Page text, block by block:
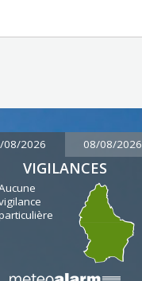
08/2026 08/08/2026
VIGILANCES